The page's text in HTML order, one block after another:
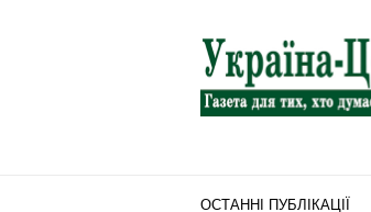
"Україна-
Центр"
ОСТАННІ ПУБЛІКАЦІЇ